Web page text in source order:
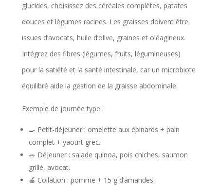
glucides, choisissez des céréales complètes, patates
douces et légumes racines. Les graisses doivent être
issues d’avocats, huile d’olive, graines et oléagineux.
Intégrez des fibres (légumes, fruits, légumineuses)
pour la satiété et la santé intestinale, car un microbiote
équilibré aide la gestion de la graisse abdominale.
Exemple de journée type :
🍳 Petit-déjeuner : omelette aux épinards + pain
complet + yaourt grec.
🥗 Déjeuner : salade quinoa, pois chiches, saumon
grillé, avocat.
🍎 Collation : pomme + 15 g d’amandes.